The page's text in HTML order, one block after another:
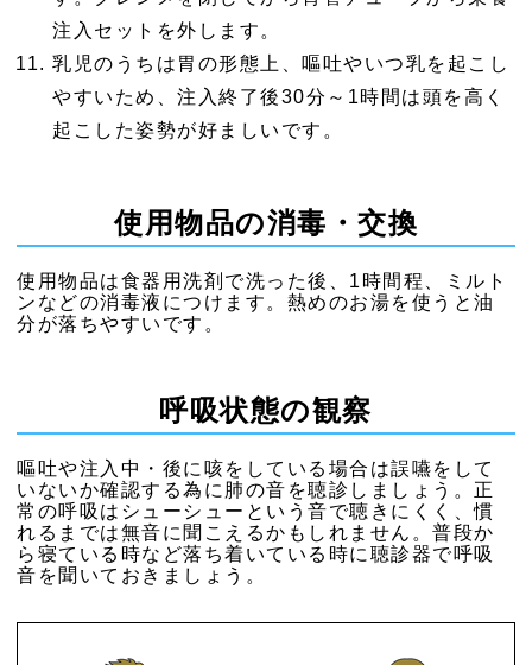
注入セットを外します。
乳児のうちは胃の形態上、嘔吐やいつ乳を起こし
やすいため、注入終了後30分～1時間は頭を高く
起こした姿勢が好ましいです。
使用物品の消毒・交換
使用物品は食器用洗剤で洗った後、1時間程、ミルト
ンなどの消毒液につけます。熱めのお湯を使うと油
分が落ちやすいです。
呼吸状態の観察
嘔吐や注入中・後に咳をしている場合は誤嚥をして
いないか確認する為に肺の音を聴診しましょう。正
常の呼吸はシューシューという音で聴きにくく、慣
れるまでは無音に聞こえるかもしれません。普段か
ら寝ている時など落ち着いている時に聴診器で呼吸
音を聞いておきましょう。